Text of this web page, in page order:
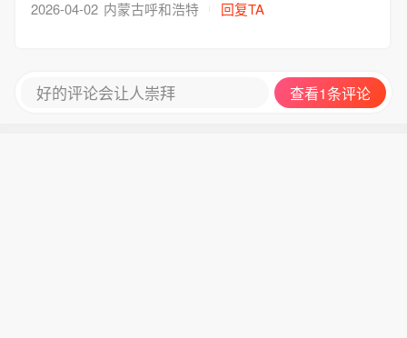
2026-04-02 内蒙古呼和浩特 回复TA
好的评论会让人崇拜 查看1条评论